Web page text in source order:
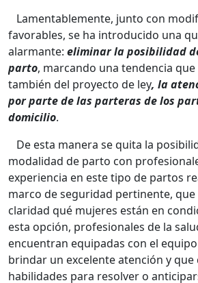
Lamentablemente, junto con
favorables, se ha introducido una
alarmante: eliminar la posibilidad
parto, marcando una tendencia
también del proyecto de ley, la
por parte de las parteras de los
domicilio.
De esta manera se quita la
modalidad de parto con
experiencia en este tipo de partos
marco de seguridad pertinente, que
claridad qué mujeres están en
esta opción, profesionales de la
encuentran equipadas con el
brindar un excelente atención y que
habilidades para resolver o